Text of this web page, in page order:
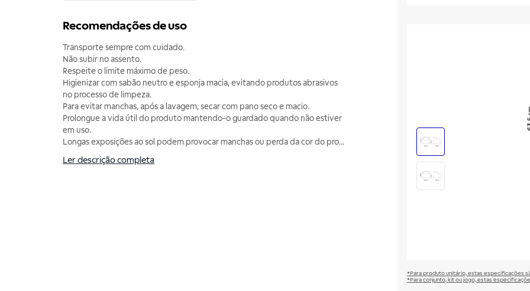
Recomendações de uso
Transporte sempre com cuidado.
Não subir no assento.
Respeite o limite máximo de peso.
Higienizar com sabão neutro e esponja macia, evitando produtos abrasivos
no processo de limpeza.
Para evitar manchas, após a lavagem, secar com pano seco e macio.
Prolongue a vida útil do produto mantendo-o guardado quando não estiver
em uso.
Longas exposições ao sol podem provocar manchas ou perda da cor do pro...
Ler descrição completa
*Para produto unitário, estas especificações
*Para conjunto, kit ou jogo, estas